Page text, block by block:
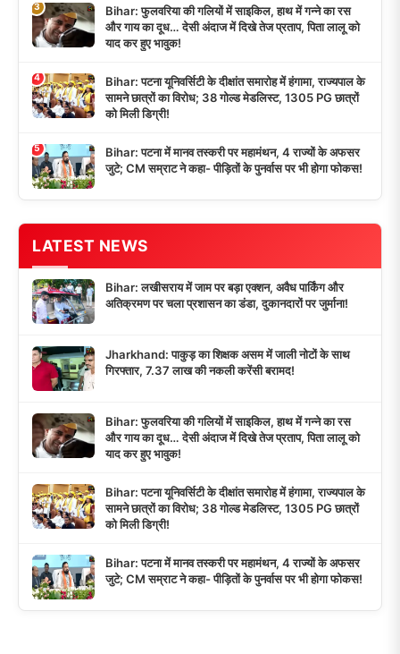
3
Bihar: फुलवरिया की गलियों में साइकिल, हाथ में गन्ने का रस
और गाय का दूध… देसी अंदाज में दिखे तेज प्रताप, पिता लालू को
याद कर हुए भावुक!
4
Bihar: पटना यूनिवर्सिटी के दीक्षांत समारोह में हंगामा, राज्यपाल के
सामने छात्रों का विरोध; 38 गोल्ड मेडलिस्ट, 1305 PG छात्रों
को मिली डिग्री!
5
Bihar: पटना में मानव तस्करी पर महामंथन, 4 राज्यों के अफसर
जुटे; CM सम्राट ने कहा- पीड़ितों के पुनर्वास पर भी होगा फोकस!
LATEST NEWS
Bihar: लखीसराय में जाम पर बड़ा एक्शन, अवैध पार्किंग और
अतिक्रमण पर चला प्रशासन का डंडा, दुकानदारों पर जुर्माना!
Jharkhand: पाकुड़ का शिक्षक असम में जाली नोटों के साथ
गिरफ्तार, 7.37 लाख की नकली करेंसी बरामद!
Bihar: फुलवरिया की गलियों में साइकिल, हाथ में गन्ने का रस
और गाय का दूध… देसी अंदाज में दिखे तेज प्रताप, पिता लालू को
याद कर हुए भावुक!
Bihar: पटना यूनिवर्सिटी के दीक्षांत समारोह में हंगामा, राज्यपाल के
सामने छात्रों का विरोध; 38 गोल्ड मेडलिस्ट, 1305 PG छात्रों
को मिली डिग्री!
Bihar: पटना में मानव तस्करी पर महामंथन, 4 राज्यों के अफसर
जुटे; CM सम्राट ने कहा- पीड़ितों के पुनर्वास पर भी होगा फोकस!